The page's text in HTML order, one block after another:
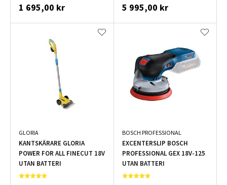
1 695,00 kr 5 995,00 kr
GLORIA
KANTSKÄRARE GLORIA
POWER FOR ALL FINECUT 18V
UTAN BATTERI
BOSCH PROFESSIONAL
EXCENTERSLIP BOSCH
PROFESSIONAL GEX 18V-125
UTAN BATTERI